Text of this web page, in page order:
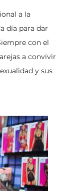
a la
día para dar
con el
a convivir
y sus